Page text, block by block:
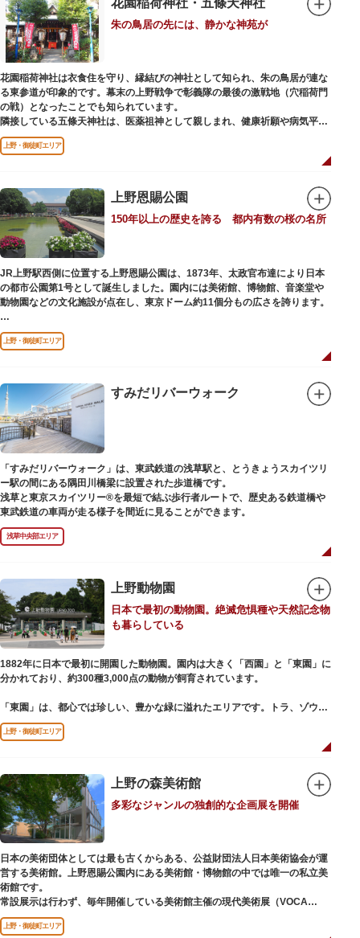
くの闇市が的屋の仕切りであったのに対して、アメ横は満州からの復員兵が
共同体となり連合会を結成。出店を統制し、商店街が形成されました。
当時、JR上野駅のすぐ南に発生した闇市は、飴を販売する屋台があったこと
から「アメヤ横丁（飴屋通り）」と呼ばれるように。反対側のJR御徒町付近
には、アメリカ進駐軍の放出物資を販売する店ができたので「アメリカ横丁
（アメリカ通り）」と呼ばれるようになりました。この2つのエリアが統合
され、今の「アメ横」になったと言われています。
朱の鳥居の先には、静かな神苑が
花園稲荷神社は衣食住を守り、縁結びの神社として知られ、朱の鳥居が連な
る東参道が印象的です。幕末の上野戦争で彰義隊の最後の激戦地（穴稲荷門
の戦）となったことでも知られています。
隣接している五條天神社は、医薬祖神として親しまれ、健康祈願や病気平癒
祈願の参拝者が多く、相殿には菅原道真公も祀られています。
境内がつながっており、まるでひとつの神社かのように並んで鎮座していま
すが、それぞれ別々の由緒の独立した神社です。どちらの御朱印も五條天神
参拝は6:00～17:00（御朱印の授与は9:00～17:00）
上野・御徒町エリア
上野恩賜公園
150年以上の歴史を誇る 都内有数の桜の名所
JR上野駅西側に位置する上野恩賜公園は、1873年、太政官布達により日本
の都市公園第1号として誕生しました。園内には美術館、博物館、音楽堂や
動物園などの文化施設が点在し、東京ドーム約11個分もの広さを誇ります。
ソメイヨシノやヤマザクラなど約1,200本の桜が植えられた園内は、桜の名
所としても有名。シーズンにはライトアップされた夜桜が一層風情を添え、
例年延べ330万人近い人出となります。不忍池（しのばずのいけ）は江戸時
ので、バードウォッチングを楽しむ人の姿も見られるスポットです。
美術館や博物館で国内外の芸術作品や文化・自然科学に触れたり、歴史の薫
りを感じながら史跡巡りを楽しんではいかがでしょうか。1日では見てまわ
りきれないほどの魅力にあふれた公園です。
上野・御徒町エリア
すみだリバーウォーク
「すみだリバーウォーク」は、東武鉄道の浅草駅と、とうきょうスカイツリ
ー駅の間にある隅田川橋梁に設置された歩道橋です。
浅草と東京スカイツリー®を最短で結ぶ歩行者ルートで、歴史ある鉄道橋や
東武鉄道の車両が走る様子を間近に見ることができます。
浅草中央部エリア
上野動物園
日本で最初の動物園。絶滅危惧種や天然記念物
も暮らしている
1882年に日本で最初に開園した動物園。園内は大きく「西園」と「東園」に
分かれており、約300種3,000点の動物が飼育されています。
「東園」は、都心では珍しい、豊かな緑に溢れたエリアです。トラ、ゾウな
どが住む森エリアや、ホッキョクグマやアザラシが住む海エリアでは、水浴
びなど迫力あるシーンが目撃できることもあります。国指定重要文化財の
一方「西園」は、蓮の名所としても知られる風光明媚な「不忍池」のほとり
に位置する区域。キリンやサイなどの人気動物をはじめ、アイアイや“動か
ない鳥”として話題のハシビロコウなどユニークな種も見られます。
子ども動物園「すてっぷ」では、小動物を間近で観察することを通じて、命
の大切さや生きものの魅力が学べる体験プログラムが実施されています。
歩き疲れたり、お腹が空いてきたら、園内にいくつかあるフードショップで
休憩しましょう。それぞれのお店で、動物たちをモチーフにした可愛いフー
ドやスイーツが食べられます。オリジナルグッズを取り扱うギフトショップ
も必見です。
上野・御徒町エリア
上野の森美術館
多彩なジャンルの独創的な企画展を開催
日本の美術団体としては最も古くからある、公益財団法人日本美術協会が運
営する美術館。上野恩賜公園内にある美術館・博物館の中では唯一の私立美
術館です。
常設展示は行わず、毎年開催している美術館主催の現代美術展（VOCA
展）、公募展（上野の森美術館大賞展、日本の自然を描く展）のほか、マン
ガから書展にいたるまで定期的に多彩なジャンルの独創的な企画展を開催し
上野・御徒町エリア